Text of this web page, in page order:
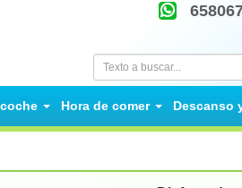
Hora de comer Descanso